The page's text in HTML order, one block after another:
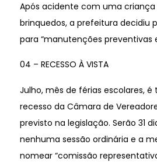
Após acidente com uma
brinquedos, a prefeitura decidiu
para “manutenções preventivas
04 – RECESSO À VISTA
Julho, mês de férias escolares,
recesso da Câmara de
previsto na legislação. Serão 31
nenhuma sessão ordinária e a
nomear “comissão